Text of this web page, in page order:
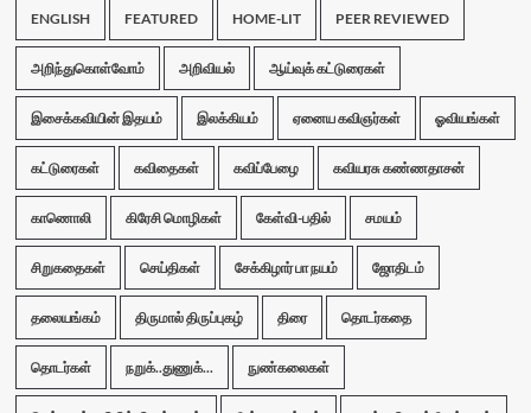
ENGLISH FEATURED HOME-LIT PEER REVIEWED
அறிந்துகொள்வோம் அறிவியல் ஆய்வுக் கட்டுரைகள்
இசைக்கவியின் இதயம் இலக்கியம் ஏனைய கவிஞர்கள் ஓவியங்கள்
கட்டுரைகள் கவிதைகள் கவிப்பேழை கவியரசு கண்ணதாசன்
காணொலி கிரேசி மொழிகள் கேள்வி-பதில் சமயம்
சிறுகதைகள் செய்திகள் சேக்கிழார் பா நயம் ஜோதிடம்
தலையங்கம் திருமால் திருப்புகழ் திரை தொடர்கதை
தொடர்கள் நறுக்..துணுக்... நுண்கலைகள்